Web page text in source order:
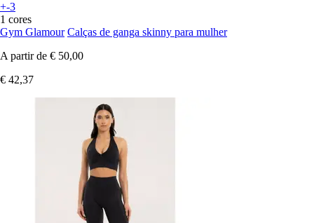
+-3
1 cores
Gym Glamour Calças de ganga skinny para mulher
A partir de € 50,00
€ 42,37